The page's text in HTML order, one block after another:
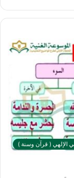
الإلهي ( قرآن وسنة )